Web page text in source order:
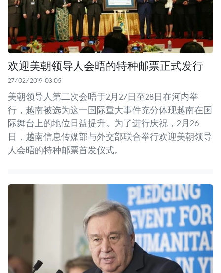
欢迎美朝领导人会晤的特种邮票正式发行
27/02/2019 03:05
美朝领导人第二次会晤于2月27日至28日在河内举
行，越南被选为这一国际重大事件充分体现越南在国
际舞台上的地位日益提升。为了进行庆祝，2月26
日，越南信息传媒部与外交部联合举行欢迎美朝领导
人会晤的特种邮票首发仪式。